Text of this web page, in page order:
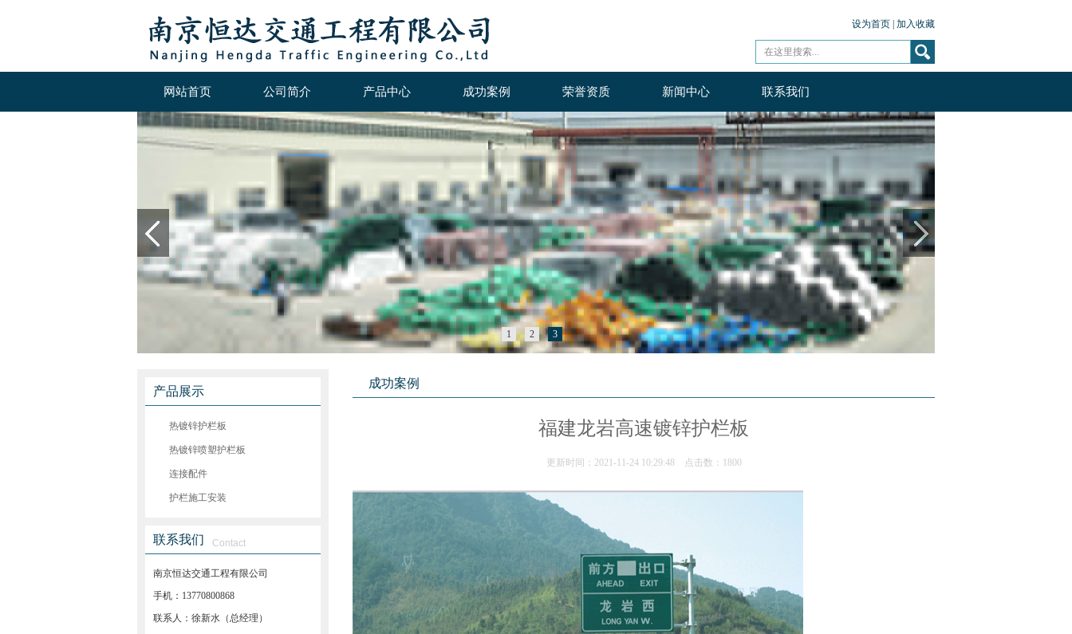
设为首页 加入收藏
网站首页 公司简介 产品中心 成功案例 荣誉资质 新闻中心 联系我们
1 2 3
产品展示
热镀锌护栏板
热镀锌喷塑护栏板
连接配件
护栏施工安装
联系我们 Contact
南京恒达交通工程有限公司
手机：13770800868
联系人：徐新水（总经理）
成功案例
福建龙岩高速镀锌护栏板
更新时间：2021-11-24 10:29:48 点击数：1800